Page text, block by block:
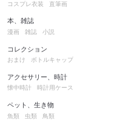
コスプレ衣装 直筆画
本、雑誌
漫画 雑誌 小説
コレクション
おまけ ボトルキャップ
アクセサリー、時計
懐中時計 時計用ケース
ペット、生き物
魚類 虫類 鳥類